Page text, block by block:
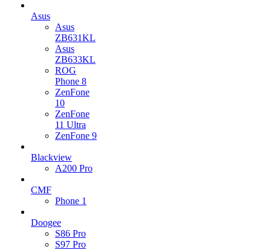
Asus
Asus
ZB631KL
Asus
ZB633KL
ROG
Phone 8
ZenFone
10
ZenFone
11 Ultra
ZenFone 9
Blackview
A200 Pro
CMF
Phone 1
Doogee
S86 Pro
S97 Pro